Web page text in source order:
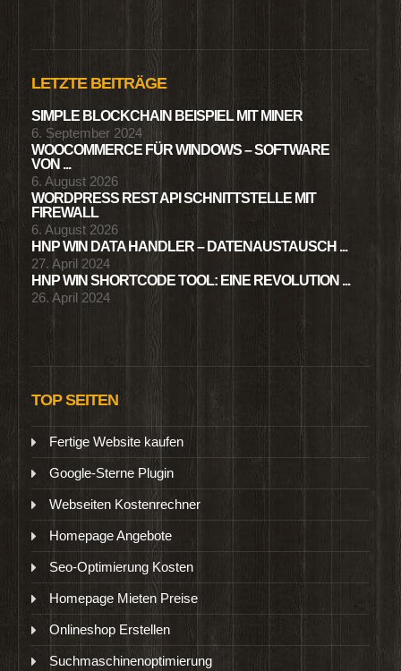
LETZTE BEITRÄGE
SIMPLE BLOCKCHAIN BEISPIEL MIT MINER
6. September 2024
WOOCOMMERCE FÜR WINDOWS – SOFTWARE
VON ...
6. August 2026
WORDPRESS REST API SCHNITTSTELLE MIT
FIREWALL
6. August 2026
HNP WIN DATA HANDLER – DATENAUSTAUSCH ...
27. April 2024
HNP WIN SHORTCODE TOOL: EINE REVOLUTION ...
26. April 2024
TOP SEITEN
Fertige Website kaufen
Google-Sterne Plugin
Webseiten Kostenrechner
Homepage Angebote
Seo-Optimierung Kosten
Homepage Mieten Preise
Onlineshop Erstellen
Suchmaschinenoptimierung